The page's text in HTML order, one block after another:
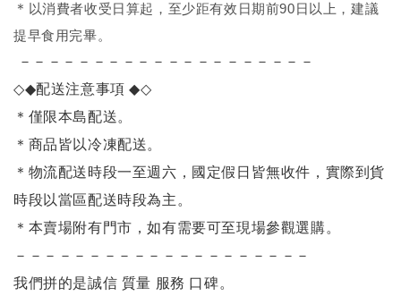
＊ 以消費者收受日算起，至少距有效日期前90日以上，建議
提早食用完畢。
－－－－－－－－－－－－－－－－－－－－
◇◆配送注意事項◆◇
＊僅限本島配送。
＊商品皆以冷凍配送。
＊物流配送時段一至週六，國定假日皆無收件，實際到貨
時段以當區配送時段為主。
＊本賣場附有門市，如有需要可至現場參觀選購。
－－－－－－－－－－－－－－－－－－－－
我們拼的是誠信 質量 服務 口碑。